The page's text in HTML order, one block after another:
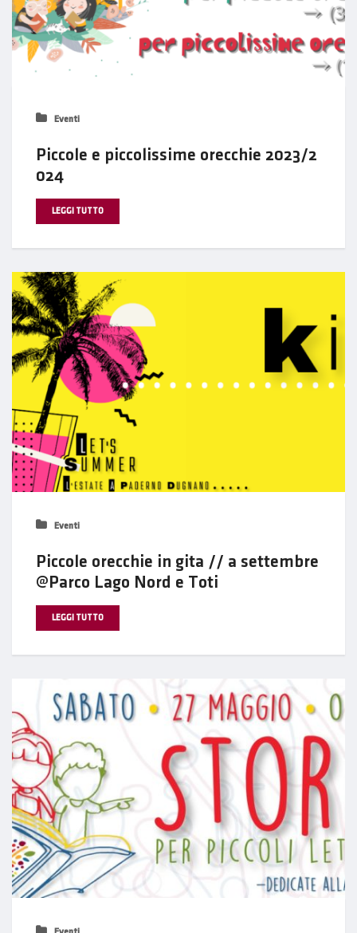
Eventi
Piccole e piccolissime orecchie 2023/2
024
LEGGI TUTTO
Eventi
Piccole orecchie in gita // a settembre
@Parco Lago Nord e Toti
LEGGI TUTTO